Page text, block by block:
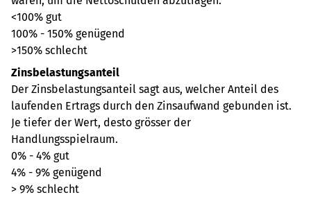
<100% gut
100% - 150% genügend
>150% schlecht
Zinsbelastungsanteil
Der Zinsbelastungsanteil sagt aus, welcher Anteil des
laufenden Ertrags durch den Zinsaufwand gebunden ist.
Je tiefer der Wert, desto grösser der
Handlungsspielraum.
0% - 4% gut
4% - 9% genügend
> 9% schlecht